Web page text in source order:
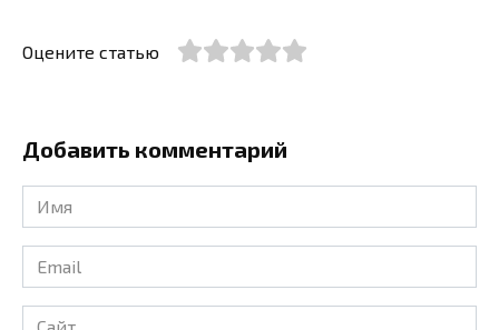
Оцените статью
Добавить комментарий
Имя
*
Email
*
Сайт